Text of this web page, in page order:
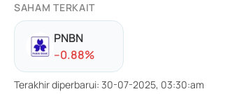
SAHAM TERKAIT
PNBN
--0.88%
Terakhir diperbarui: 30-07-2025, 03:30:am